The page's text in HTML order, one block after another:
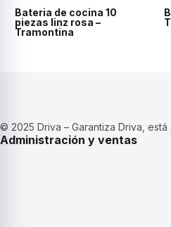
Bateria de cocina 10
piezas linz rosa –
Tramontina
© 2025 Driva – Garantiza Driva, está
Administración y ventas